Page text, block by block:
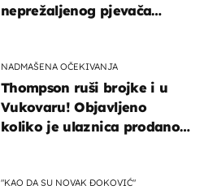
neprežaljenog pjevača
NADMAŠENA OČEKIVANJA
Thompson ruši brojke i u
Vukovaru! Objavljeno
koliko je ulaznica prodano
"KAO DA SU NOVAK ĐOKOVIĆ"